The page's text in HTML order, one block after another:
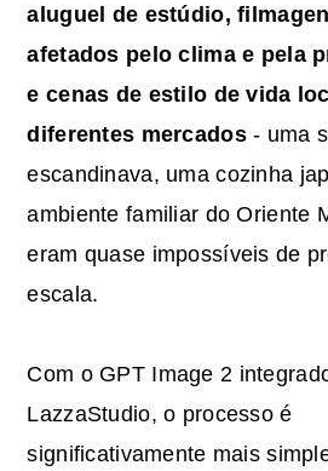
aluguel de estúdio,
afetados pelo clima e pela
e cenas de estilo de vida
diferentes mercados- uma
escandinava, uma cozinha
ambiente familiar do Oriente
eram quase impossíveis de
escala.
Com o GPT Image 2
LazzaStudio, o processo é
significativamente mais